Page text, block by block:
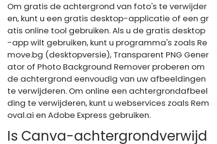
Om gratis de achtergrond van foto's te verwijder
en, kunt u een gratis desktop-applicatie of een gr
atis online tool gebruiken. Als u de gratis desktop
-app wilt gebruiken, kunt u programma's zoals Re
move.bg (desktopversie), Transparent PNG Gener
ator of Photo Background Remover proberen om
de achtergrond eenvoudig van uw afbeeldingen
te verwijderen. Om online een achtergrondafbeel
ding te verwijderen, kunt u webservices zoals Rem
oval.ai en Adobe Express gebruiken.
Is Canva-achtergrondverwijd